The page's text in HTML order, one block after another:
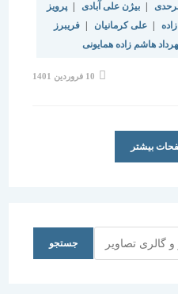
بیژن علی آبادی | پرویز
علی کرمانیان | فریبرز
زاده همایونی
جستجو